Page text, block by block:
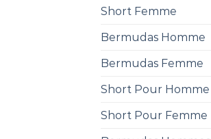
Short Femme
Bermudas Homme
Bermudas Femme
Short Pour Homme
Short Pour Femme